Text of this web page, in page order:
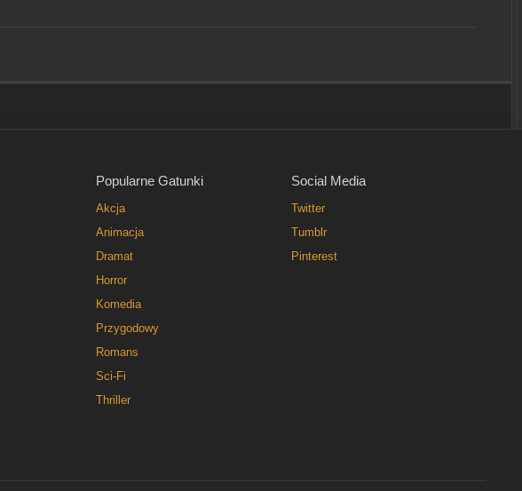
Popularne Gatunki
Akcja
Animacja
Dramat
Horror
Komedia
Przygodowy
Romans
Sci-Fi
Thriller
Social Media
Twitter
Tumblr
Pinterest